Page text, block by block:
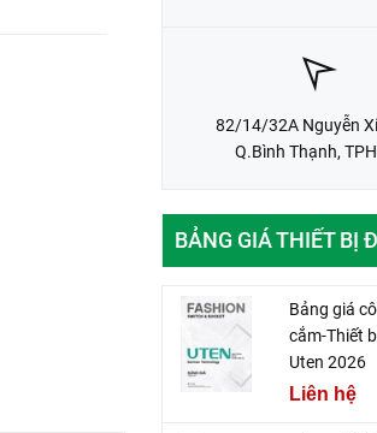
82/14/32A Nguyễn
Q.Bình Thạnh,
BẢNG GIÁ THIẾT BỊ
Bảng giá
cắm-Thiết
Uten 2026
Liên hệ